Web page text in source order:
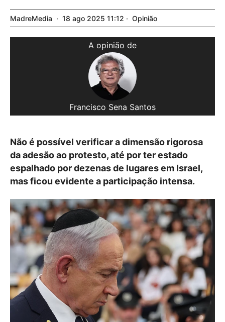
MadreMedia 18 ago 2025 11:12 Opinião
A opinião de
Francisco Sena Santos
Não é possível verificar a dimensão rigorosa
da adesão ao protesto, até por ter estado
espalhado por dezenas de lugares em Israel,
mas ficou evidente a participação intensa.